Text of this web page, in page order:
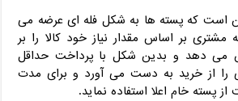
است که پسته ها به شکل فله ای عرضه می
بر اساس مقدار نیاز خود کالا را بر
می دهد و بدین شکل با پرداخت حداقل
را از خرید به دست می آورد و برای مدت
پسته خام اعلا استفاده نماید.